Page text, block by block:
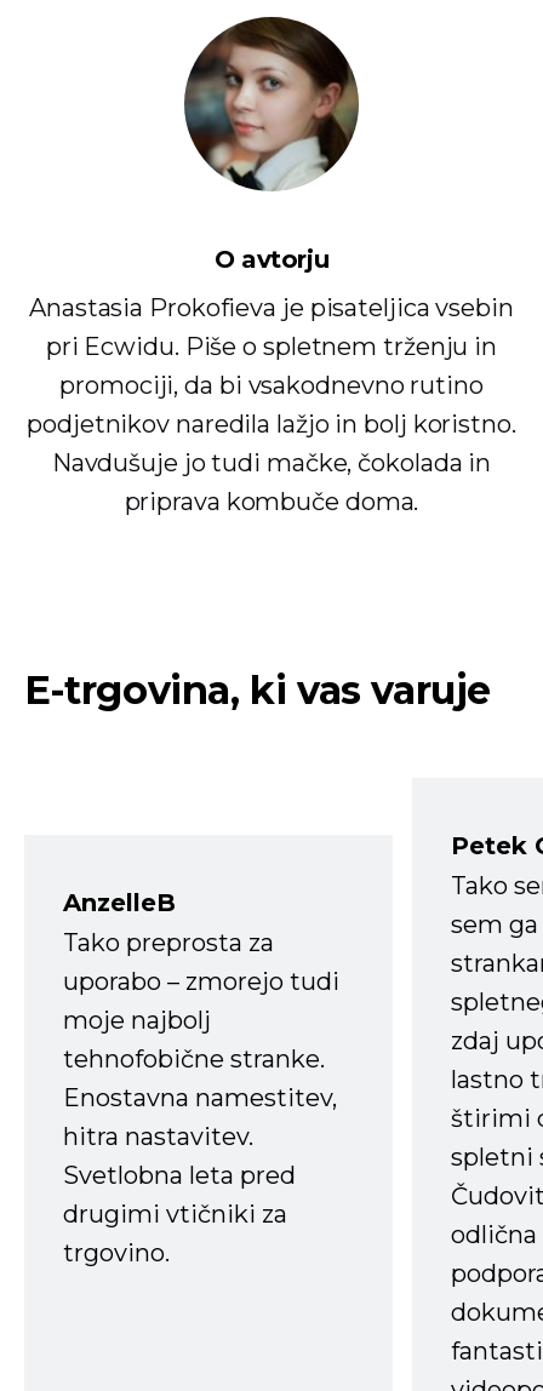
O avtorju
Anastasia Prokofieva je pisateljica vsebin
pri Ecwidu. Piše o spletnem trženju in
promociji, da bi vsakodnevno rutino
podjetnikov naredila lažjo in bolj koristno.
Navdušuje jo tudi mačke, čokolada in
priprava kombuče doma.
E-trgovina, ki vas varuje
AnzelleB
Tako preprosta za
uporabo – zmorejo tudi
moje najbolj
tehnofobične stranke.
Enostavna namestitev,
hitra nastavitev.
Svetlobna leta pred
drugimi vtičniki za
trgovino.
Petek
Tako
sem
zdaj
lastno
štirimi
spletni